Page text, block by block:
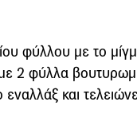
φύλλου με το
2 φύλλα
και